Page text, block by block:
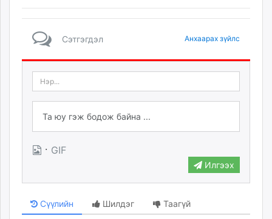
Сэтгэгдэл Анхаарах зүйлс
· GIF
Илгээх
Сүүлийн Шилдэг Таагүй